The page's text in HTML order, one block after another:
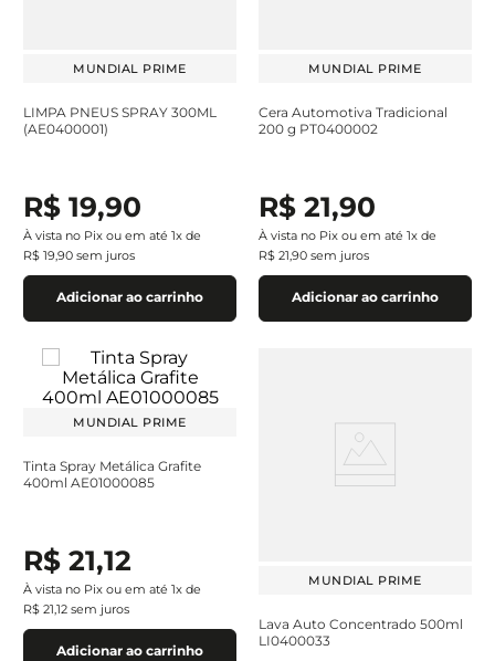
MUNDIAL PRIME
LIMPA PNEUS SPRAY 300ML
(AE0400001)
R$ 19,90
À vista no Pix ou em até 1x de
R$ 19,90 sem juros
Adicionar ao carrinho
MUNDIAL PRIME
Cera Automotiva Tradicional
200 g PT0400002
R$ 21,90
À vista no Pix ou em até 1x de
R$ 21,90 sem juros
Adicionar ao carrinho
MUNDIAL PRIME
Tinta Spray Metálica Grafite
400ml AE01000085
R$ 21,12
À vista no Pix ou em até 1x de
R$ 21,12 sem juros
Adicionar ao carrinho
MUNDIAL PRIME
Lava Auto Concentrado 500ml
LI0400033